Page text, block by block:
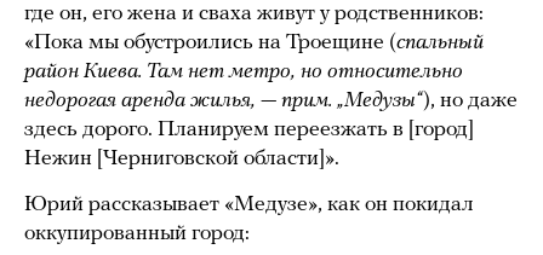
где он, его жена и сваха живут у родственников:
«Пока мы обустроились на Троещине (спальный
район Киева. Там нет метро, но относительно
недорогая аренда жилья, — прим. „Медузы“), но даже
здесь дорого. Планируем переезжать в [город]
Нежин [Черниговской области]».
Юрий рассказывает «Медузе», как он покидал
оккупированный город: